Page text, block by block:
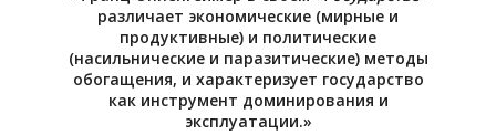
различает экономические (мирные и
продуктивные) и политические
(насильнические и паразитические) методы
обогащения, и характеризует государство
как инструмент доминирования и
эксплуатации.»